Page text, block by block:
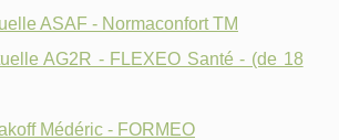
ASAF - Normaconfort TM
AG2R - FLEXEO Santé - (de 18
Médéric - FORMEO